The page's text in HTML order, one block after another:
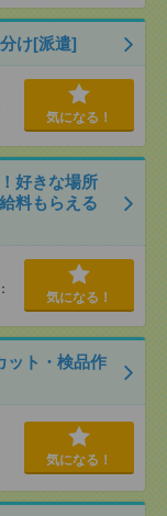
け[派遣]
気になる！
好きな場所
料もらえる
気になる！
ット・検品作
気になる！